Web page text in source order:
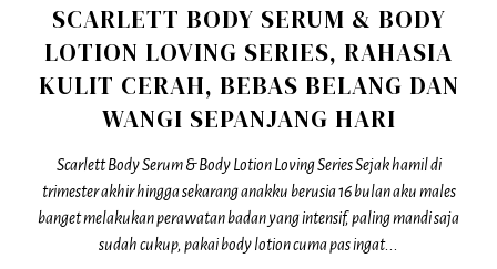
SCARLETT BODY SERUM & BODY
LOTION LOVING SERIES, RAHASIA
KULIT CERAH, BEBAS BELANG DAN
WANGI SEPANJANG HARI
Scarlett Body Serum & Body Lotion Loving Series Sejak hamil di
trimester akhir hingga sekarang anakku berusia 16 bulan aku males
banget melakukan perawatan badan yang intensif, paling mandi saja
sudah cukup, pakai body lotion cuma pas ingat...